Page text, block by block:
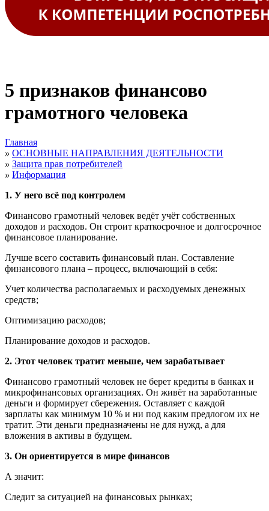
5 признаков финансово
грамотного человека
Главная
» ОСНОВНЫЕ НАПРАВЛЕНИЯ ДЕЯТЕЛЬНОСТИ
» Защита прав потребителей
» Информация
1. У него всё под контролем
Финансово грамотный человек ведёт учёт собственных
доходов и расходов. Он строит краткосрочное и долгосрочное
финансовое планирование.
Лучше всего составить финансовый план. Составление
финансового плана – процесс, включающий в себя:
Учет количества располагаемых и расходуемых денежных
средств;
Оптимизацию расходов;
Планирование доходов и расходов.
2. Этот человек тратит меньше, чем зарабатывает
Финансово грамотный человек не берет кредиты в банках и
микрофинансовых организациях. Он живёт на заработанные
деньги и формирует сбережения. Оставляет с каждой
зарплаты как минимум 10 % и ни под каким предлогом их не
тратит. Эти деньги предназначены не для нужд, а для
вложения в активы в будущем.
3. Он ориентируется в мире финансов
А значит:
Следит за ситуацией на финансовых рынках;